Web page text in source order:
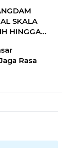
SKALA
HINGGA
Rasa